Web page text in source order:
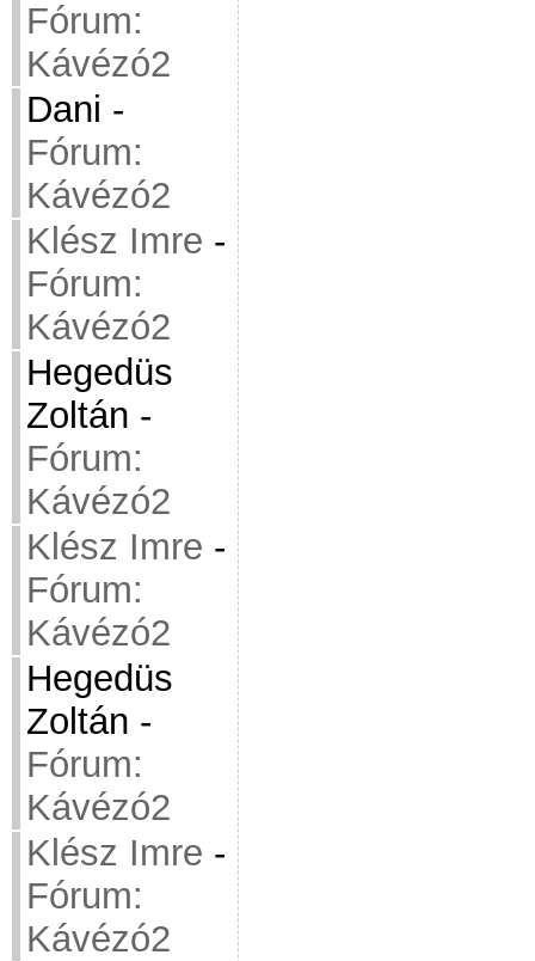
Fórum:
Kávézó2
Dani -
Fórum:
Kávézó2
Klész Imre -
Fórum:
Kávézó2
Hegedüs
Zoltán -
Fórum:
Kávézó2
Klész Imre -
Fórum:
Kávézó2
Hegedüs
Zoltán -
Fórum:
Kávézó2
Klész Imre -
Fórum:
Kávézó2